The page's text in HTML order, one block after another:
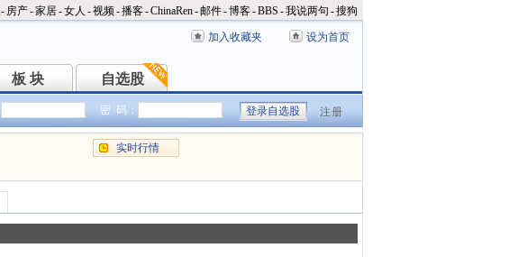
- 房产-家居-女人 -视频-播客-ChinaRen-邮件-博客-BBS -我说两句 -搜狗
加入收藏夹 设为首页
板 块
板 块 自选股
自选股
密 码： 注册
实时行情